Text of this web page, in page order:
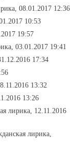
08.01.2017 12:36
10:53
19:57
03.01.2017 19:41
17:34
13:32
13:26
лирика, 12.11.2016
лирика,